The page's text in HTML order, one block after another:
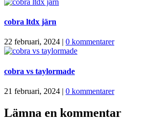
cobra ltdx järn
22 februari, 2024 | 0 kommentarer
cobra vs taylormade
21 februari, 2024 | 0 kommentarer
Lämna en kommentar